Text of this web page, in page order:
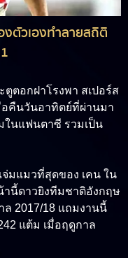
ตัวเองทำลายสถิติ
ตอกฝาโรงพา สเปอร์ส
อคืนวันอาทิตย์ที่ผ่านมา
ในแฟนตาซี รวมเป็น
มแมวที่สุดของ เคน ใน
นี้ดาวยิงทีมชาติอังกฤษ
2017/18 แถมงานนี้
แต้ม เมื่อฤดูกาล